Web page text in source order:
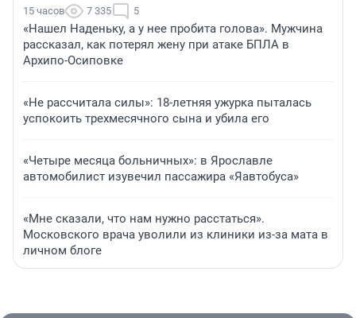
15 часов 7 335 5
«Нашел Наденьку, а у нее пробита голова». Мужчина
рассказал, как потерял жену при атаке БПЛА в
Архипо-Осиповке
«Не рассчитала силы»: 18-летняя ужурка пыталась
успокоить трехмесячного сына и убила его
«Четыре месяца больничных»: в Ярославле
автомобилист изувечил пассажира «Яавтобуса»
«Мне сказали, что нам нужно расстаться».
Московского врача уволили из клиники из-за мата в
личном блоге